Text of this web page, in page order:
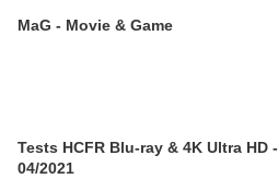
MaG - Movie & Game
Tests HCFR Blu-ray & 4K Ultra HD -
04/2021